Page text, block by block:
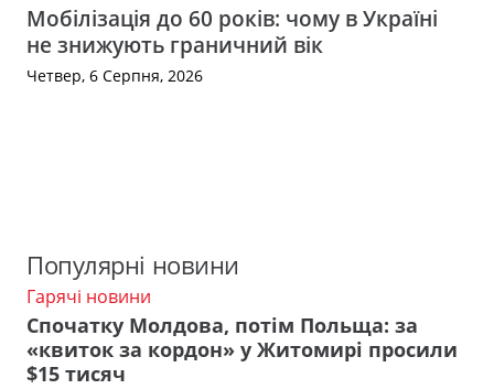
Мобілізація до 60 років: чому в Україні
не знижують граничний вік
Четвер, 6 Серпня, 2026
Популярні новини
Гарячі новини
Спочатку Молдова, потім Польща: за
«квиток за кордон» у Житомирі просили
$15 тисяч